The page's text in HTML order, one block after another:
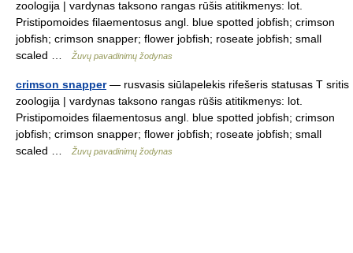
zoologija | vardynas taksono rangas rūšis atitikmenys: lot.
Pristipomoides filaementosus angl. blue spotted jobfish; crimson
jobfish; crimson snapper; flower jobfish; roseate jobfish; small
scaled …
Žuvų pavadinimų žodynas
crimson snapper— rusvasis siūlapelekis rifešeris statusas T sritis
zoologija | vardynas taksono rangas rūšis atitikmenys: lot.
Pristipomoides filaementosus angl. blue spotted jobfish; crimson
jobfish; crimson snapper; flower jobfish; roseate jobfish; small
scaled …
Žuvų pavadinimų žodynas